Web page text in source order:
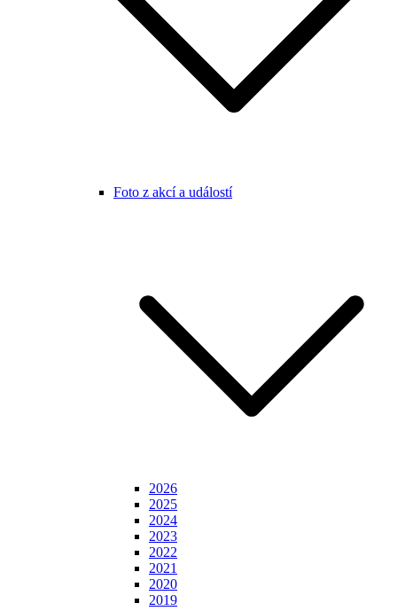
Foto z akcí a událostí
2026
2025
2024
2023
2022
2021
2020
2019